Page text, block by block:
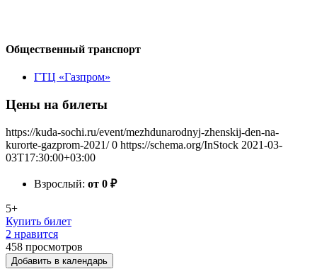
Общественный транспорт
ГТЦ «Газпром»
Цены на билеты
https://kuda-sochi.ru/event/mezhdunarodnyj-zhenskij-den-na-
kurorte-gazprom-2021/ 0 https://schema.org/InStock 2021-03-
03T17:30:00+03:00
Взрослый: от 0 ₽
5+
Купить билет
2 нравится
458 просмотров
Добавить в календарь